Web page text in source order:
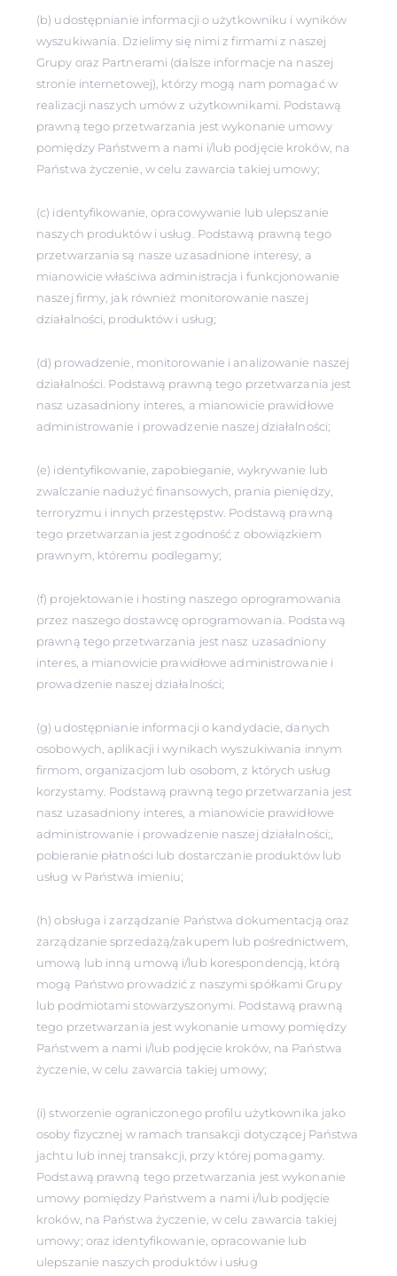
(b) udostępnianie informacji o użytkowniku i wyników
wyszukiwania. Dzielimy się nimi z firmami z naszej
Grupy oraz Partnerami (dalsze informacje na naszej
stronie internetowej), którzy mogą nam pomagać w
realizacji naszych umów z użytkownikami. Podstawą
prawną tego przetwarzania jest wykonanie umowy
pomiędzy Państwem a nami i/lub podjęcie kroków, na
Państwa życzenie, w celu zawarcia takiej umowy;
(c) identyfikowanie, opracowywanie lub ulepszanie
naszych produktów i usług. Podstawą prawną tego
przetwarzania są nasze uzasadnione interesy, a
mianowicie właściwa administracja i funkcjonowanie
naszej firmy, jak również monitorowanie naszej
działalności, produktów i usług;
(d) prowadzenie, monitorowanie i analizowanie naszej
działalności. Podstawą prawną tego przetwarzania jest
nasz uzasadniony interes, a mianowicie prawidłowe
administrowanie i prowadzenie naszej działalności;
(e) identyfikowanie, zapobieganie, wykrywanie lub
zwalczanie nadużyć finansowych, prania pieniędzy,
terroryzmu i innych przestępstw. Podstawą prawną
tego przetwarzania jest zgodność z obowiązkiem
prawnym, któremu podlegamy;
(f) projektowanie i hosting naszego oprogramowania
przez naszego dostawcę oprogramowania. Podstawą
prawną tego przetwarzania jest nasz uzasadniony
interes, a mianowicie prawidłowe administrowanie i
prowadzenie naszej działalności;
(g) udostępnianie informacji o kandydacie, danych
osobowych, aplikacji i wynikach wyszukiwania innym
firmom, organizacjom lub osobom, z których usług
korzystamy. Podstawą prawną tego przetwarzania jest
nasz uzasadniony interes, a mianowicie prawidłowe
administrowanie i prowadzenie naszej działalności;,
pobieranie płatności lub dostarczanie produktów lub
usług w Państwa imieniu;
(h) obsługa i zarządzanie Państwa dokumentacją oraz
zarządzanie sprzedażą/zakupem lub pośrednictwem,
umową lub inną umową i/lub korespondencją, którą
mogą Państwo prowadzić z naszymi spółkami Grupy
lub podmiotami stowarzyszonymi. Podstawą prawną
tego przetwarzania jest wykonanie umowy pomiędzy
Państwem a nami i/lub podjęcie kroków, na Państwa
życzenie, w celu zawarcia takiej umowy;
(i) stworzenie ograniczonego profilu użytkownika jako
osoby fizycznej w ramach transakcji dotyczącej Państwa
jachtu lub innej transakcji, przy której pomagamy.
Podstawą prawną tego przetwarzania jest wykonanie
umowy pomiędzy Państwem a nami i/lub podjęcie
kroków, na Państwa życzenie, w celu zawarcia takiej
umowy; oraz identyfikowanie, opracowanie lub
ulepszanie naszych produktów i usług